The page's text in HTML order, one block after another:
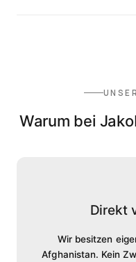
Warum bei
Direkt
Wir besitzen
Afghanistan. Kein